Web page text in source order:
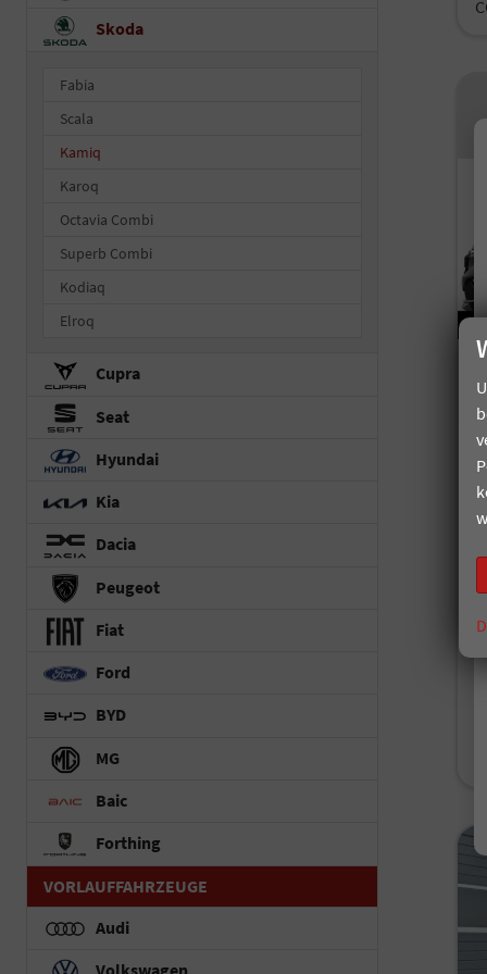
Skoda
Fabia
Scala
Kamiq
Karoq
Octavia Combi
Superb Combi
Kodiaq
Elroq
Cupra
Seat
Hyundai
Kia
Dacia
Peugeot
Fiat
Ford
BYD
MG
Baic
Forthing
VORLAUFFAHRZEUGE
Audi
Volkswagen